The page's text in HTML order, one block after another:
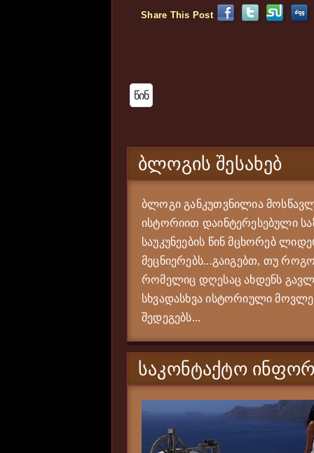
Share This Post
Წინ
ᲑᲚᲝᲒᲘᲡ ᲨᲔᲡᲐᲮᲔᲑ
ბლოგი განკუთვნილია
ისტორიით დაინტერესებული
საუკუნეების წინ მცხორებ
მეცნიერებს...გაიგებთ, თუ
რომელიც დღესაც ახდენს
სხვადასხვა ისტორიული
შედეგებს...
ᲡᲐᲙᲝᲜᲢᲐᲥᲢᲝ